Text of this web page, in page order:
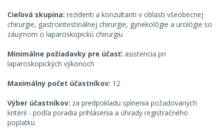
Cieľová skupina: rezidenti a konzultanti v oblasti všeobecnej
chirurgie, gastrointestinálnej chirurgie, gynekológie a urológie so
záujmom o laparoskopickú chirurgiu
Minimálne požiadavky pre účasť: asistencia pri
laparoskopických výkonoch
Maximálny počet účastníkov: 12
Výber účastníkov: za predpokladu splnenia požadovaných
kritérií - podľa poradia prihlásenia a úhrady registračného
poplatku